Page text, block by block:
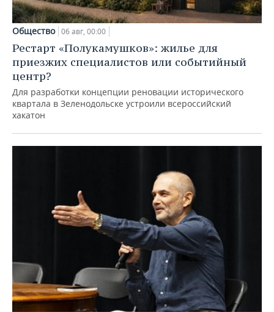
Общество 06 авг, 00:00
Рестарт «Полукамушков»: жилье для
приезжих специалистов или событийный
центр?
Для разработки концепции реновации исторического
квартала в Зеленодольске устроили всероссийский
хакатон